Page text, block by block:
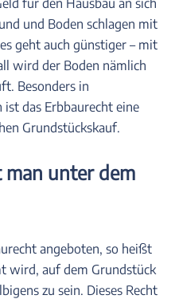
und Boden schlagen mit
geht auch günstiger – mit
wird der Boden nämlich
Besonders in
das Erbbaurecht eine
Grundstückskauf.
unter dem
angeboten, so heißt
wird, auf dem Grundstück
zu sein. Dieses Recht